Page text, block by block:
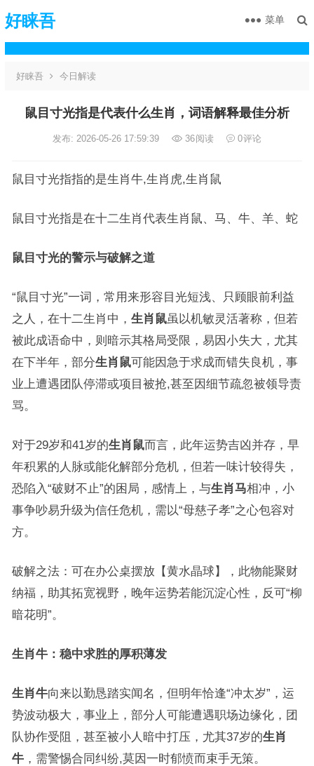
好睐吾 菜单
好睐吾 今日解读
鼠目寸光指是代表什么生肖，词语解释最佳分析
发布: 2026-05-26 17:59:39 36阅读 0评论
鼠目寸光指指的是生肖牛,生肖虎,生肖鼠
鼠目寸光指是在十二生肖代表生肖鼠、马、牛、羊、蛇
鼠目寸光的警示与破解之道
“鼠目寸光”一词，常用来形容目光短浅、只顾眼前利益
之人，在十二生肖中， 生肖鼠虽以机敏灵活著称，但若
被此成语命中，则暗示其格局受限，易因小失大，尤其
在下半年，部分生肖鼠可能因急于求成而错失良机，事
业上遭遇团队停滞或项目被抢,甚至因细节疏忽被领导责
骂。
对于29岁和41岁的生肖鼠而言，此年运势吉凶并存，早
年积累的人脉或能化解部分危机，但若一味计较得失，
恐陷入“破财不止”的困局，感情上，与生肖马相冲，小
事争吵易升级为信任危机，需以“母慈子孝”之心包容对
方。
破解之法：可在办公桌摆放【黄水晶球】，此物能聚财
纳福，助其拓宽视野，晚年运势若能沉淀心性，反可“柳
暗花明”。
生肖牛：稳中求胜的厚积薄发
生肖牛向来以勤恳踏实闻名，但明年恰逢“冲太岁”，运
势波动极大，事业上，部分人可能遭遇职场边缘化，团
队协作受阻，甚至被小人暗中打压，尤其37岁的生肖
牛，需警惕合同纠纷,莫因一时郁愤而束手无策。